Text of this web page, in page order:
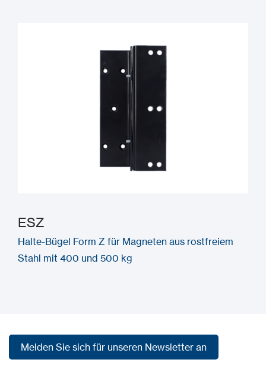
ESZ
Halte-Bügel Form Z für Magneten aus rostfreiem
Stahl mit 400 und 500 kg
Melden Sie sich für unseren Newsletter an